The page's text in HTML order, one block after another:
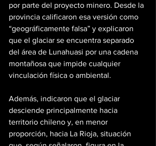
por parte del proyecto minero. Desde la
provincia calificaron esa versión como
“geográficamente falsa” y explicaron
que el glaciar se encuentra separado
del área de Lunahuasi por una cadena
montañosa que impide cualquier
vinculación física o ambiental.
Además, indicaron que el glaciar
desciende principalmente hacia
territorio chileno y, en menor
proporción, hacia La Rioja, situación